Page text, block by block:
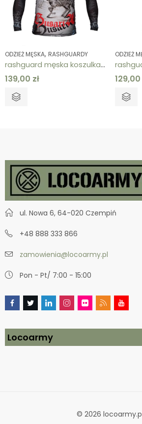
ODZIEŻ MĘSKA, RASHGUARDY
rashguard męska koszulka termoaktywna z długim rękawem husaria
139,00 zł
ODZIEŻ
129,00
ul. Nowa 6, 64-020 Czempiń
+48 888 333 866
zamowienia@locoarmy.pl
Pon - Pt/ 7:00 - 15:00
Locoarmy
© 2026